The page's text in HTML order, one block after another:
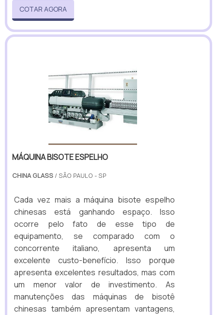
COTAR AGORA
MÁQUINA BISOTE ESPELHO
CHINA GLASS / SÃO PAULO - SP
Cada vez mais a máquina bisote espelho
chinesas está ganhando espaço. Isso
ocorre pelo fato de esse tipo de
equipamento, se comparado com o
concorrente italiano, apresenta um
excelente custo-benefício. Isso porque
apresenta excelentes resultados, mas com
um menor valor de investimento. As
manutenções das máquinas de bisotê
chinesas também apresentam vantagens,